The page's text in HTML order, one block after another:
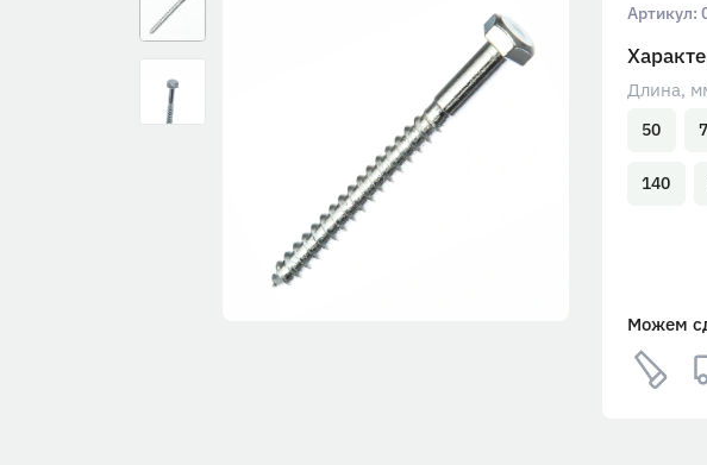
Артикул:
Длина,
50
140
Можем